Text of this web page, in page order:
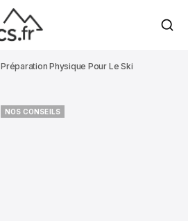
Préparation Physique Pour Le Ski
NOS CONSEILS